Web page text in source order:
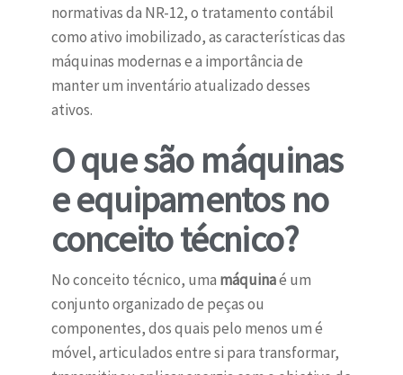
normativas da NR-12, o tratamento contábil
como ativo imobilizado, as características das
máquinas modernas e a importância de
manter um inventário atualizado desses
ativos.
O que são máquinas
e equipamentos no
conceito técnico?
No conceito técnico, uma máquinaé um
conjunto organizado de peças ou
componentes, dos quais pelo menos um é
móvel, articulados entre si para transformar,